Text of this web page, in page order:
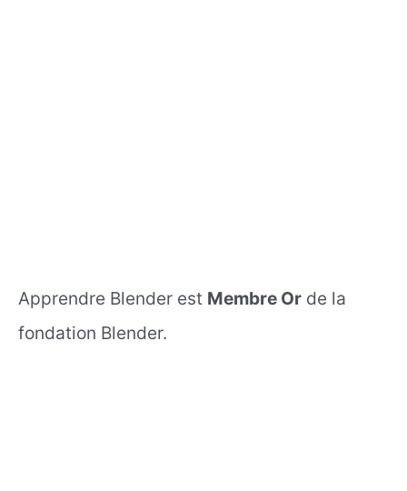
Apprendre Blender est Membre Or de la
fondation Blender.